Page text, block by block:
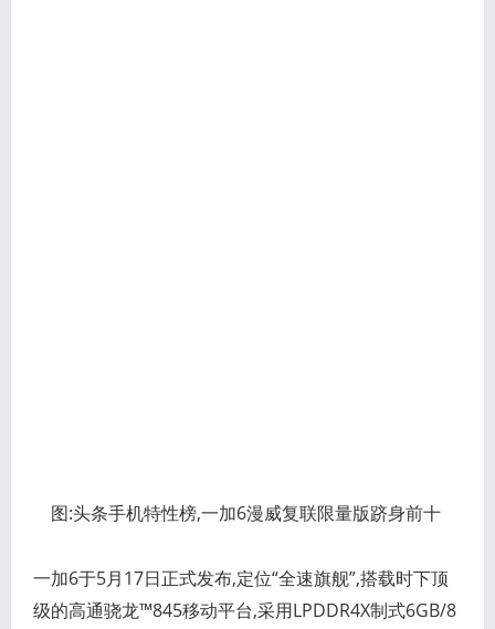
图:头条手机特性榜,一加6漫威复联限量版跻身前十
一加6于5月17日正式发布,定位“全速旗舰”,搭载时下顶
级的高通骁龙™845移动平台,采用LPDDR4X制式6GB/8